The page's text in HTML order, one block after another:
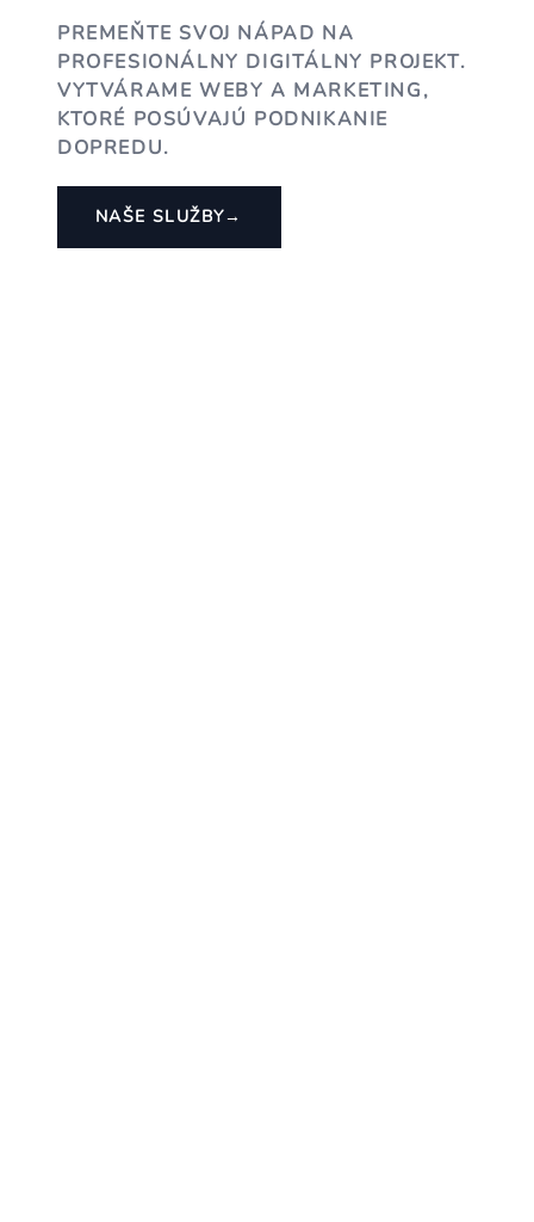
PREMEŇTE SVOJ NÁPAD NA
PROFESIONÁLNY DIGITÁLNY PROJEKT.
VYTVÁRAME WEBY A MARKETING,
KTORÉ POSÚVAJÚ PODNIKANIE
DOPREDU.
NAŠE SLUŽBY→